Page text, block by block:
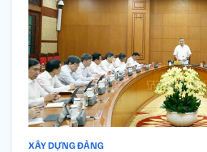
XÂY DỰNG ĐẢNG